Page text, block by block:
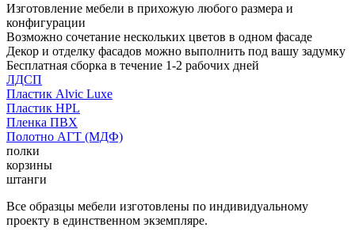
Изготовление мебели в прихожую любого размера и
конфигурации
Возможно сочетание нескольких цветов в одном фасаде
Декор и отделку фасадов можно выполнить под вашу задумку
Бесплатная сборка в течение 1-2 рабочих дней
ЛДСП
Пластик Alvic Luxe
Пластик HPL
Пленка ПВХ
Полотно АГТ (МДФ)
полки
корзины
штанги
Все образцы мебели изготовлены по индивидуальному
проекту в единственном экземпляре.